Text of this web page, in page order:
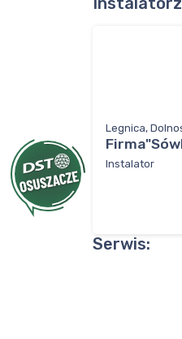
Legnica,
Instalator
Serwis: